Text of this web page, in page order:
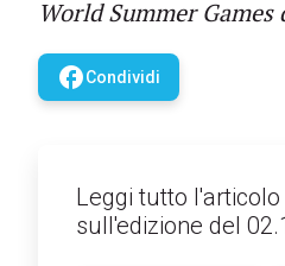
World Summer
facebookCondividi
Leggi tutto l'articolo
sull'edizione del